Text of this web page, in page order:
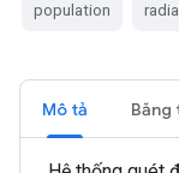
population
Mô tả Băng